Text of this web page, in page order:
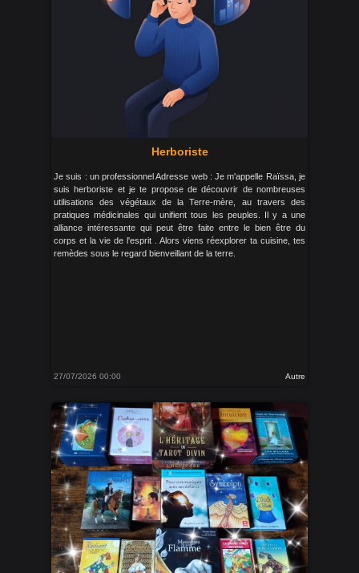
Herboriste
Je suis : un professionnel Adresse web : Je m'appelle Raïssa, je
suis herboriste et je te propose de découvrir de nombreuses
utilisations des végétaux de la Terre-mère, au travers des
pratiques médicinales qui unifient tous les peuples. Il y a une
alliance intéressante qui peut être faite entre le bien être du
corps et la vie de l'esprit . Alors viens réexplorer ta cuisine, tes
remèdes sous le regard bienveillant de la terre.
27/07/2026 00:00 Autre